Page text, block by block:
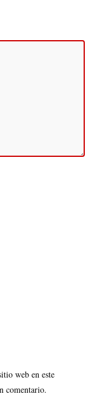
web en este
comentario.